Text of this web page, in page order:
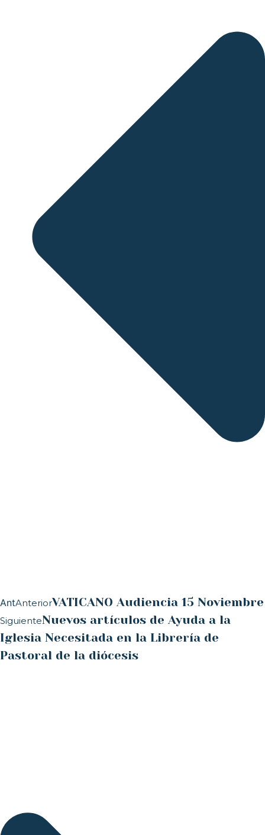
AntAnteriorVATICANO Audiencia 15 Noviembre
SiguienteNuevos artículos de Ayuda a la
Iglesia Necesitada en la Librería de
Pastoral de la diócesis